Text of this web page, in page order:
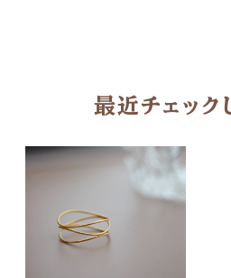
最近チェック